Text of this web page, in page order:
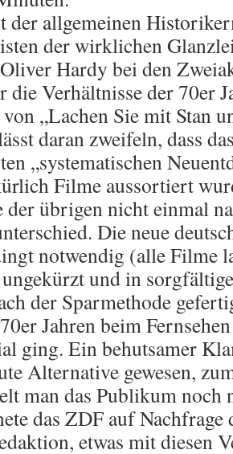
der allgemeinen
der wirklichen
Hardy bei den
die Verhältnisse der 70er
„Lachen Sie mit Stan
daran zweifeln, dass
„systematischen
Filme aussortiert
der übrigen nicht einmal
Die neue
notwendig (alle Filme
und in
der Sparmethode
Jahren beim
ging. Ein behutsamer
Alternative gewesen,
man das Publikum
das ZDF auf Nachfrage
etwas mit diesen